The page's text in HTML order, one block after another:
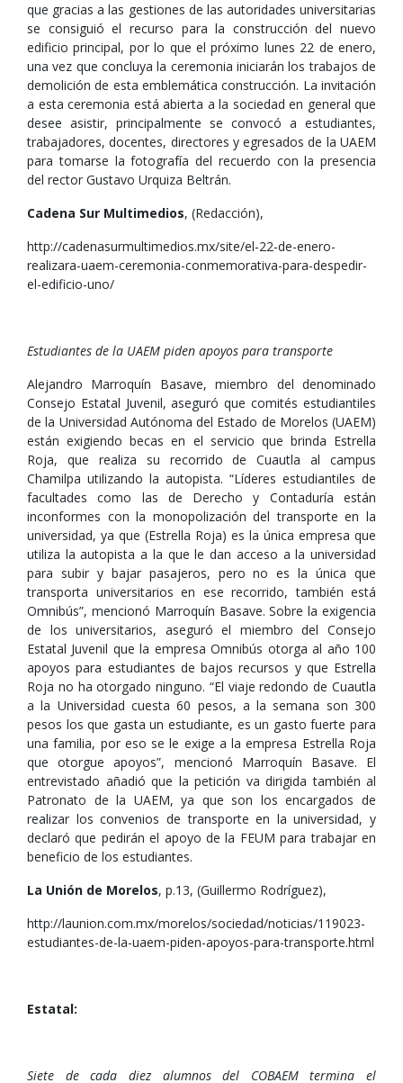
que gracias a las gestiones de las autoridades universitarias
se consiguió el recurso para la construcción del nuevo
edificio principal, por lo que el próximo lunes 22 de enero,
una vez que concluya la ceremonia iniciarán los trabajos de
demolición de esta emblemática construcción. La invitación
a esta ceremonia está abierta a la sociedad en general que
desee asistir, principalmente se convocó a estudiantes,
trabajadores, docentes, directores y egresados de la UAEM
para tomarse la fotografía del recuerdo con la presencia
del rector Gustavo Urquiza Beltrán.
Cadena Sur Multimedios, (Redacción),
http://cadenasurmultimedios.mx/site/el-22-de-enero-
realizara-uaem-ceremonia-conmemorativa-para-despedir-
el-edificio-uno/
Estudiantes de la UAEM piden apoyos para transporte
Alejandro Marroquín Basave, miembro del denominado
Consejo Estatal Juvenil, aseguró que comités estudiantiles
de la Universidad Autónoma del Estado de Morelos (UAEM)
están exigiendo becas en el servicio que brinda Estrella
Roja, que realiza su recorrido de Cuautla al campus
Chamilpa utilizando la autopista. “Líderes estudiantiles de
facultades como las de Derecho y Contaduría están
inconformes con la monopolización del transporte en la
universidad, ya que (Estrella Roja) es la única empresa que
utiliza la autopista a la que le dan acceso a la universidad
para subir y bajar pasajeros, pero no es la única que
transporta universitarios en ese recorrido, también está
Omnibús”, mencionó Marroquín Basave. Sobre la exigencia
de los universitarios, aseguró el miembro del Consejo
Estatal Juvenil que la empresa Omnibús otorga al año 100
apoyos para estudiantes de bajos recursos y que Estrella
Roja no ha otorgado ninguno. “El viaje redondo de Cuautla
a la Universidad cuesta 60 pesos, a la semana son 300
pesos los que gasta un estudiante, es un gasto fuerte para
una familia, por eso se le exige a la empresa Estrella Roja
que otorgue apoyos”, mencionó Marroquín Basave. El
entrevistado añadió que la petición va dirigida también al
Patronato de la UAEM, ya que son los encargados de
realizar los convenios de transporte en la universidad, y
declaró que pedirán el apoyo de la FEUM para trabajar en
beneficio de los estudiantes.
La Unión de Morelos, p.13, (Guillermo Rodríguez),
http://launion.com.mx/morelos/sociedad/noticias/119023-
estudiantes-de-la-uaem-piden-apoyos-para-transporte.html
Estatal:
Siete de cada diez alumnos del COBAEM termina el